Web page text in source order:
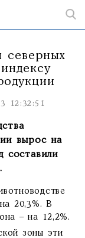
северных
12:32:51
вырос на
составили
20,3%. В
– на 12,2%.
зоны эти